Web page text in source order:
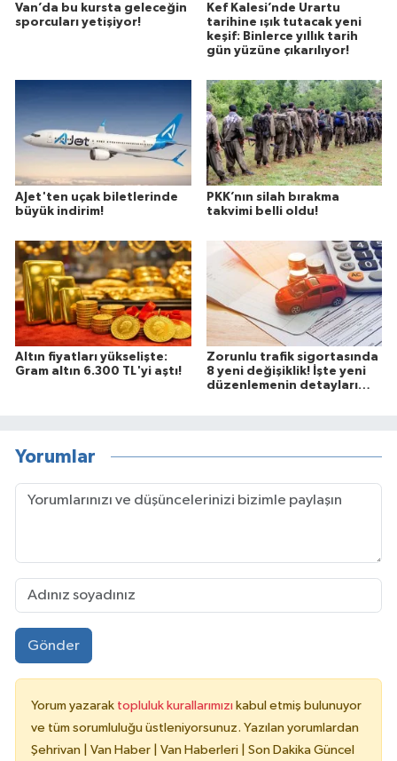
Van’da bu kursta geleceğin
sporcuları yetişiyor!
Kef Kalesi’nde Urartu
tarihine ışık tutacak yeni
keşif: Binlerce yıllık tarih
gün yüzüne çıkarılıyor!
AJet'ten uçak biletlerinde
büyük indirim!
PKK’nın silah bırakma
takvimi belli oldu!
Altın fiyatları yükselişte:
Gram altın 6.300 TL'yi aştı!
Zorunlu trafik sigortasında
8 yeni değişiklik! İşte yeni
düzenlemenin detayları…
Yorumlar
Gönder
Yorum yazarak topluluk kurallarımızı kabul etmiş bulunuyor
ve tüm sorumluluğu üstleniyorsunuz. Yazılan yorumlardan
Şehrivan | Van Haber | Van Haberleri | Son Dakika Güncel